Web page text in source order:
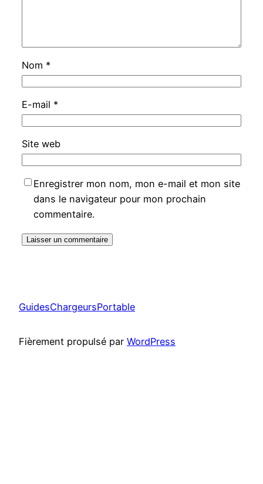
Nom *
E-mail *
Site web
Enregistrer mon nom, mon e-mail et mon site
dans le navigateur pour mon prochain
commentaire.
GuidesChargeursPortable
Fièrement propulsé par WordPress